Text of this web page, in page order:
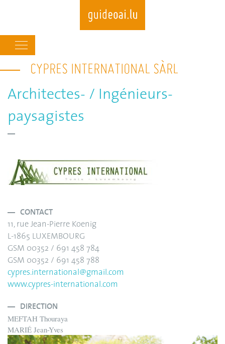
Skip
to
main
content
navigation
CYPRES INTERNATIONAL SÀRL
Architectes- / Ingénieurs-
paysagistes
CONTACT
11, rue Jean-Pierre Koenig
L-1865 LUXEMBOURG
GSM 00352 / 691 458 784
GSM 00352 / 691 458 788
cypres.international@gmail.com
www.cypres-international.com
DIRECTION
MEFTAH Thouraya
MARIÉ Jean-Yves